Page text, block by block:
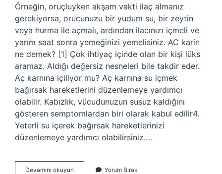
Örneğin, oruçluyken akşam vakti ilaç almanız
gerekiyorsa, orucunuzu bir yudum su, bir zeytin
veya hurma ile açmalı, ardından ilacınızı içmeli ve
yarım saat sonra yemeğinizi yemelisiniz. AC karin
ne demek? [1] Çok ihtiyaç içinde olan bir kişi lüks
aramaz. Aldığı değersiz nesneleri bile takdir eder.
Aç karnına içiliyor mu? Aç karnına su içmek
bağırsak hareketlerini düzenlemeye yardımcı
olabilir. Kabızlık, vücudunuzun susuz kaldığını
gösteren semptomlardan biri olarak kabul edilir4.
Yeterli su içerek bağırsak hareketlerinizi
düzenlemeye yardımcı olabilirsiniz.…
Devamını okuyun Yorum Bırak